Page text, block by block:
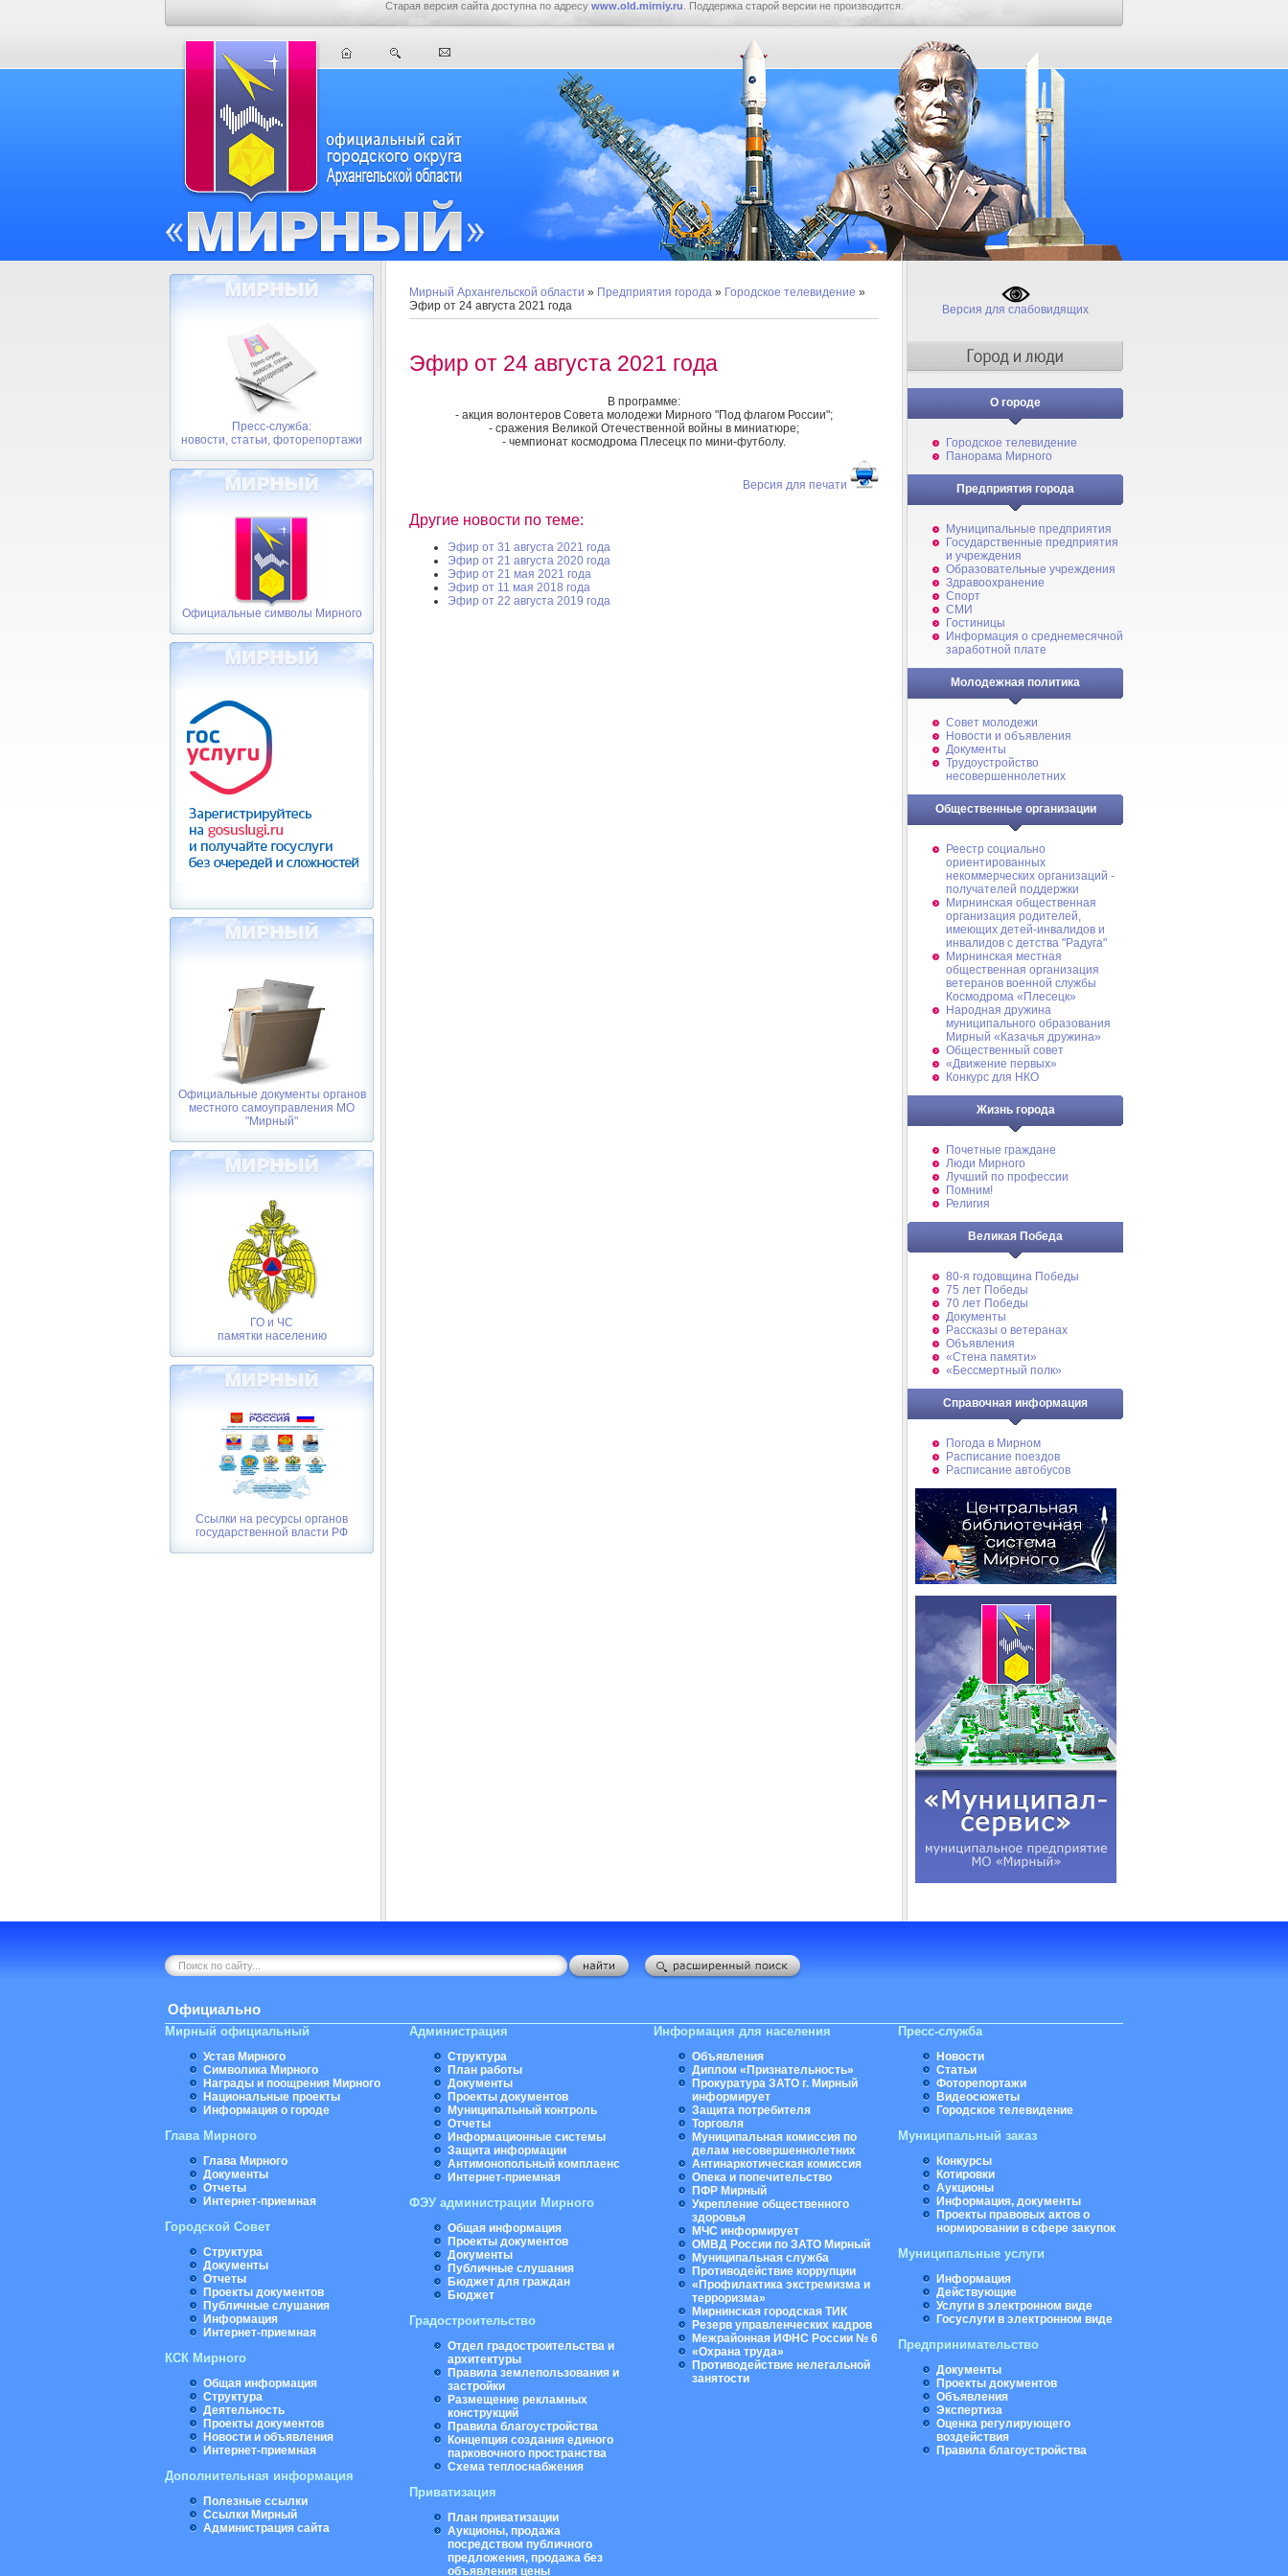
Старая версия сайта доступна по адресу www.old.mirniy.ru . Поддержка старой версии не производится.
Пресс-служба:
новости, статьи, фоторепортажи
Официальные символы Мирного
Официальные документы органов
местного самоуправления МО
"Мирный"
ГО и ЧС
памятки населению
Ссылки на ресурсы органов
государственной власти РФ
Мирный Архангельской области » Предприятия города » Городское телевидение »
Эфир от 24 августа 2021 года
Эфир от 24 августа 2021 года
В программе:
- акция волонтеров Совета молодежи Мирного "Под флагом России";
- сражения Великой Отечественной войны в миниатюре;
- чемпионат космодрома Плесецк по мини-футболу.
Версия для печати
Другие новости по теме:
Эфир от 31 августа 2021 года
Эфир от 21 августа 2020 года
Эфир от 21 мая 2021 года
Эфир от 11 мая 2018 года
Эфир от 22 августа 2019 года
Версия для слабовидящих
О городе
Городское телевидение
Панорама Мирного
Предприятия города
Муниципальные предприятия
Государственные предприятия
и учреждения
Образовательные учреждения
Здравоохранение
Спорт
СМИ
Гостиницы
Информация о среднемесячной
заработной плате
Молодежная политика
Совет молодежи
Новости и объявления
Документы
Трудоустройство
несовершеннолетних
Общественные организации
Реестр социально
ориентированных
некоммерческих организаций -
получателей поддержки
Мирнинская общественная
организация родителей,
имеющих детей-инвалидов и
инвалидов с детства "Радуга"
Мирнинская местная
общественная организация
ветеранов военной службы
Космодрома «Плесецк»
Народная дружина
муниципального образования
Мирный «Казачья дружина»
Общественный совет
«Движение первых»
Конкурс для НКО
Жизнь города
Почетные граждане
Люди Мирного
Лучший по профессии
Помним!
Религия
Великая Победа
80-я годовщина Победы
75 лет Победы
70 лет Победы
Документы
Рассказы о ветеранах
Объявления
«Стена памяти»
«Бессмертный полк»
Справочная информация
Погода в Мирном
Расписание поездов
Расписание автобусов
Официально
Мирный официальный
Устав Мирного
Символика Мирного
Награды и поощрения Мирного
Национальные проекты
Информация о городе
Глава Мирного
Глава Мирного
Документы
Отчеты
Интернет-приемная
Городской Совет
Структура
Документы
Отчеты
Проекты документов
Публичные слушания
Информация
Интернет-приемная
КСК Мирного
Общая информация
Структура
Деятельность
Проекты документов
Новости и объявления
Интернет-приемная
Дополнительная информация
Полезные ссылки
Ссылки Мирный
Администрация сайта
Администрация
Структура
План работы
Документы
Проекты документов
Муниципальный контроль
Отчеты
Информационные системы
Защита информации
Антимонопольный комплаенс
Интернет-приемная
ФЭУ администрации Мирного
Общая информация
Проекты документов
Документы
Публичные слушания
Бюджет для граждан
Бюджет
Градостроительство
Отдел градостроительства и
архитектуры
Правила землепользования и
застройки
Размещение рекламных
конструкций
Правила благоустройства
Концепция создания единого
парковочного пространства
Схема теплоснабжения
Приватизация
План приватизации
Аукционы, продажа
посредством публичного
предложения, продажа без
объявления цены
Информация для населения
Объявления
Диплом «Признательность»
Прокуратура ЗАТО г. Мирный
информирует
Защита потребителя
Торговля
Муниципальная комиссия по
делам несовершеннолетних
Антинаркотическая комиссия
Опека и попечительство
ПФР Мирный
Укрепление общественного
здоровья
МЧС информирует
ОМВД России по ЗАТО Мирный
Муниципальная cлужба
Противодействие коррупции
«Профилактика экстремизма и
терроризма»
Мирнинская городская ТИК
Резерв управленческих кадров
Межрайонная ИФНС России № 6
«Охрана труда»
Противодействие нелегальной
занятости
Пресс-служба
Новости
Статьи
Фоторепортажи
Видеосюжеты
Городское телевидение
Муниципальный заказ
Конкурсы
Котировки
Аукционы
Информация, документы
Проекты правовых актов о
нормировании в сфере закупок
Муниципальные услуги
Информация
Действующие
Услуги в электронном виде
Госуслуги в электронном виде
Предпринимательство
Документы
Проекты документов
Объявления
Экспертиза
Оценка регулирующего
воздействия
Правила благоустройства